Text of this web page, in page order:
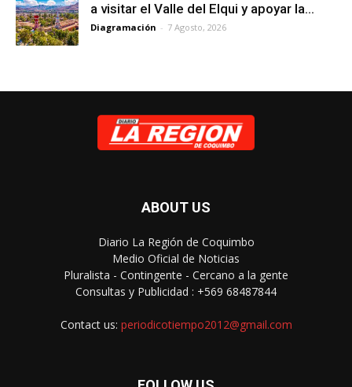
a visitar el Valle del Elqui y apoyar la...
Diagramación - 7 Agosto, 2026
ABOUT US
Diario La Región de Coquimbo
Medio Oficial de Noticias
Pluralista - Contingente - Cercano a la gente
Consultas y Publicidad : +569 68487844
Contact us: periodicotiempo2012@gmail.com